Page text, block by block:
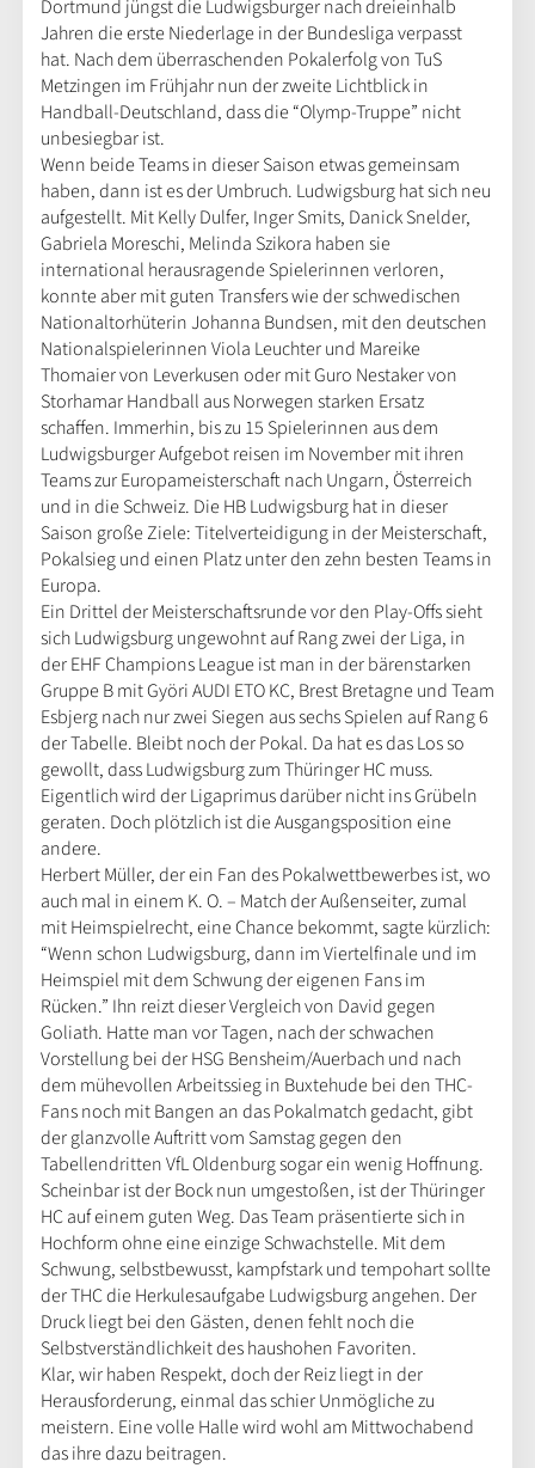
Dortmund jüngst die Ludwigsburger nach dreieinhalb
Jahren die erste Niederlage in der Bundesliga verpasst
hat. Nach dem überraschenden Pokalerfolg von TuS
Metzingen im Frühjahr nun der zweite Lichtblick in
Handball-Deutschland, dass die “Olymp-Truppe” nicht
unbesiegbar ist.
Wenn beide Teams in dieser Saison etwas gemeinsam
haben, dann ist es der Umbruch. Ludwigsburg hat sich neu
aufgestellt. Mit Kelly Dulfer, Inger Smits, Danick Snelder,
Gabriela Moreschi, Melinda Szikora haben sie
international herausragende Spielerinnen verloren,
konnte aber mit guten Transfers wie der schwedischen
Nationaltorhüterin Johanna Bundsen, mit den deutschen
Nationalspielerinnen Viola Leuchter und Mareike
Thomaier von Leverkusen oder mit Guro Nestaker von
Storhamar Handball aus Norwegen starken Ersatz
schaffen. Immerhin, bis zu 15 Spielerinnen aus dem
Ludwigsburger Aufgebot reisen im November mit ihren
Teams zur Europameisterschaft nach Ungarn, Österreich
und in die Schweiz. Die HB Ludwigsburg hat in dieser
Saison große Ziele: Titelverteidigung in der Meisterschaft,
Pokalsieg und einen Platz unter den zehn besten Teams in
Europa.
Ein Drittel der Meisterschaftsrunde vor den Play-Offs sieht
sich Ludwigsburg ungewohnt auf Rang zwei der Liga, in
der EHF Champions League ist man in der bärenstarken
Gruppe B mit Györi AUDI ETO KC, Brest Bretagne und Team
Esbjerg nach nur zwei Siegen aus sechs Spielen auf Rang 6
der Tabelle. Bleibt noch der Pokal. Da hat es das Los so
gewollt, dass Ludwigsburg zum Thüringer HC muss.
Eigentlich wird der Ligaprimus darüber nicht ins Grübeln
geraten. Doch plötzlich ist die Ausgangsposition eine
andere.
Herbert Müller, der ein Fan des Pokalwettbewerbes ist, wo
auch mal in einem K. O. – Match der Außenseiter, zumal
mit Heimspielrecht, eine Chance bekommt, sagte kürzlich:
“Wenn schon Ludwigsburg, dann im Viertelfinale und im
Heimspiel mit dem Schwung der eigenen Fans im
Rücken.” Ihn reizt dieser Vergleich von David gegen
Goliath. Hatte man vor Tagen, nach der schwachen
Vorstellung bei der HSG Bensheim/Auerbach und nach
dem mühevollen Arbeitssieg in Buxtehude bei den THC-
Fans noch mit Bangen an das Pokalmatch gedacht, gibt
der glanzvolle Auftritt vom Samstag gegen den
Tabellendritten VfL Oldenburg sogar ein wenig Hoffnung.
Scheinbar ist der Bock nun umgestoßen, ist der Thüringer
HC auf einem guten Weg. Das Team präsentierte sich in
Hochform ohne eine einzige Schwachstelle. Mit dem
Schwung, selbstbewusst, kampfstark und tempohart sollte
der THC die Herkulesaufgabe Ludwigsburg angehen. Der
Druck liegt bei den Gästen, denen fehlt noch die
Selbstverständlichkeit des haushohen Favoriten.
Klar, wir haben Respekt, doch der Reiz liegt in der
Herausforderung, einmal das schier Unmögliche zu
meistern. Eine volle Halle wird wohl am Mittwochabend
das ihre dazu beitragen.